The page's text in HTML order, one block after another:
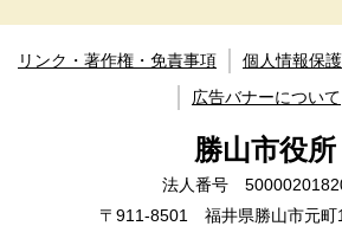
リンク・著作権・免責事項 個人情報保護
広告バナーについて
勝山市役所
法人番号
〒911-8501 福井県勝山市元町